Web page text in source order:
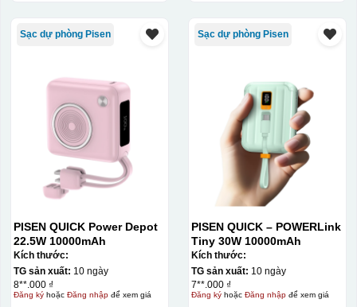
Sạc dự phòng Pisen
PISEN QUICK Power Depot
22.5W 10000mAh
Kích thước:
TG sản xuất: 10 ngày
8**.000 ₫
Đăng kýhoặc Đăng nhậpđể xem giá
Sạc dự phòng Pisen
PISEN QUICK – POWERLink
Tiny 30W 10000mAh
Kích thước:
TG sản xuất: 10 ngày
7**.000 ₫
Đăng kýhoặc Đăng nhậpđể xem giá